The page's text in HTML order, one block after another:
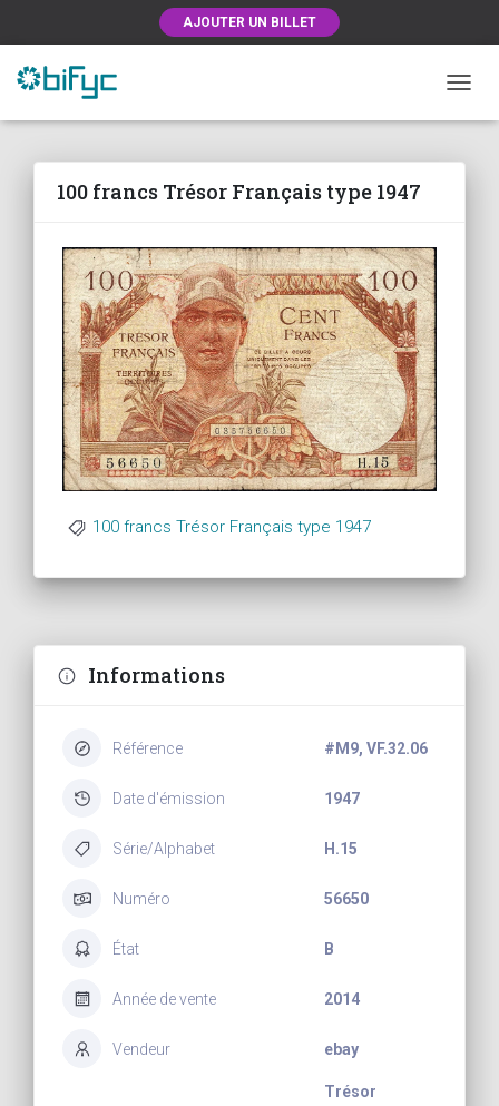
AJOUTER UN BILLET
100 francs Trésor Français type 1947
100 francs Trésor Français type 1947
Informations
Référence #M9, VF.32.06
Date d'émission 1947
Série/Alphabet H.15
Numéro 56650
État B
Année de vente 2014
Vendeur ebay
Trésor